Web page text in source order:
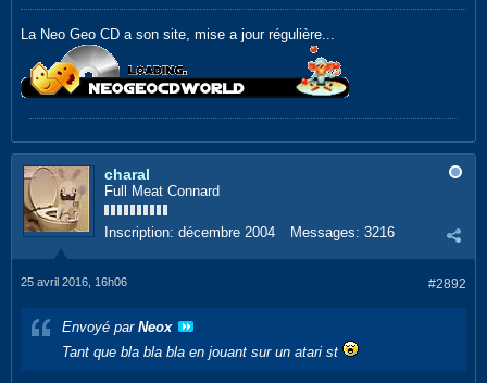
La Neo Geo CD a son site, mise a jour régulière...
charal
Full Meat Connard
Inscription: décembre 2004 Messages: 3216
#2892
25 avril 2016, 16h06
Envoyé par Neox
Tant que bla bla bla en jouant sur un atari st